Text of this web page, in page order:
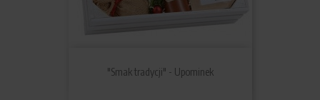
"Smak tradycji" - Upominek